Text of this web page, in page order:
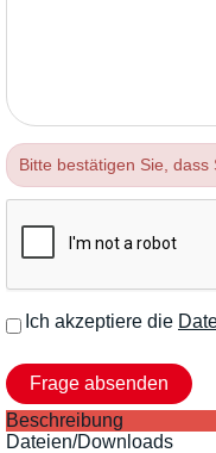
Bitte bestätigen Sie, dass
Ich akzeptiere die
Beschreibung
Dateien/Downloads